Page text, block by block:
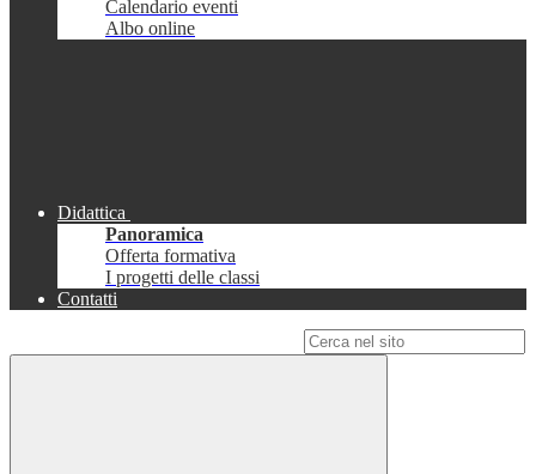
Calendario eventi
Albo online
Didattica
Panoramica
Offerta formativa
I progetti delle classi
Contatti